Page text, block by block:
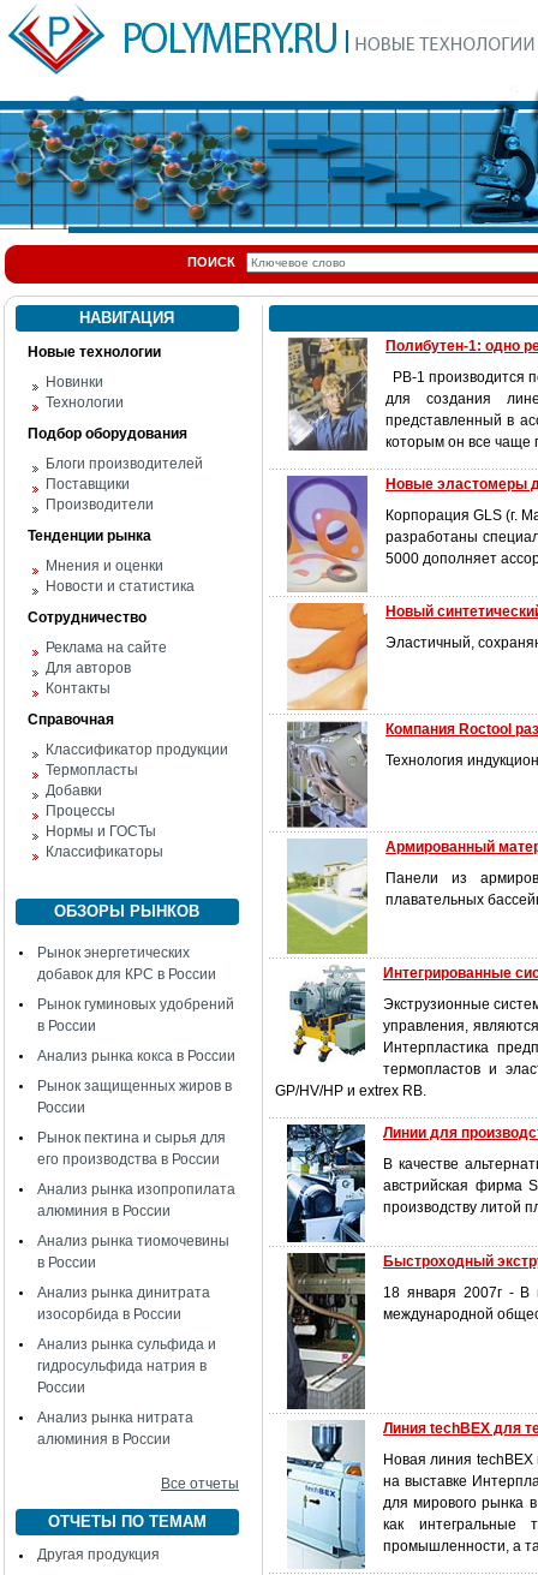
ПОИСК
НАВИГАЦИЯ
Новые технологии
Новинки
Технологии
Подбор оборудования
Блоги производителей
Поставщики
Производители
Тенденции рынка
Мнения и оценки
Новости и статистика
Сотрудничество
Реклама на сайте
Для авторов
Контакты
Справочная
Классификатор продукции
Термопласты
Добавки
Процессы
Нормы и ГОСТы
Классификаторы
ОБЗОРЫ РЫНКОВ
Рынок энергетических
добавок для КРС в России
Рынок гуминовых удобрений
в России
Анализ рынка кокса в России
Рынок защищенных жиров в
России
Рынок пектина и сырья для
его производства в России
Анализ рынка изопропилата
алюминия в России
Анализ рынка тиомочевины
в России
Анализ рынка динитрата
изосорбида в России
Анализ рынка сульфида и
гидросульфида натрия в
России
Анализ рынка нитрата
алюминия в России
Все отчеты
ОТЧЕТЫ ПО ТЕМАМ
Другая продукция
Полибутен-1: одно
РВ-1 производится
для создания
представленный в
которым он все чаще
Новые эластомеры
Корпорация GLS (г.
разработаны
5000 дополняет
Новый
Эластичный,
Компания Roctool
Технология
Армированный
Панели из
плавательных
Интегрированные
Экструзионные
управления,
Интерпластика
термопластов и
GP/HV/HP и extrex RB.
Линии для
В качестве
австрийская фирма
производству литой
Быстроходный
18 января 2007г - В
международной
Линия techBEX для
Новая линия
на выставке
для мирового рынка
как интегральные
промышленности, а